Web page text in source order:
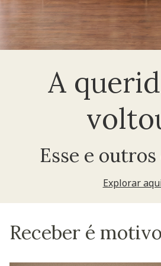
A
Esse e
Explorar
Receber é